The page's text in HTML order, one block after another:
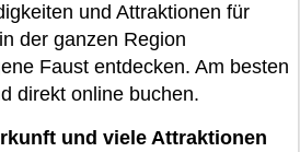
und Attraktionen für
der ganzen Region
Faust entdecken. Am besten
direkt online buchen.
und viele Attraktionen